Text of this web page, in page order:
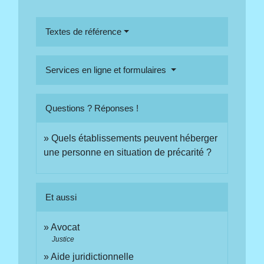
Textes de référence
Services en ligne et formulaires
Questions ? Réponses !
Quels établissements peuvent héberger
une personne en situation de précarité ?
Et aussi
Avocat
Justice
Aide juridictionnelle